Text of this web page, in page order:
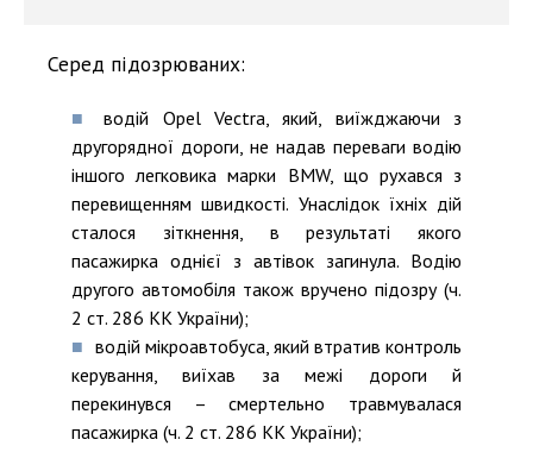
Серед підозрюваних:
водій Opel Vectra, який, виїжджаючи з
другорядної дороги, не надав переваги водію
іншого легковика марки BMW, що рухався з
перевищенням швидкості. Унаслідок їхніх дій
сталося зіткнення, в результаті якого
пасажирка однієї з автівок загинула. Водію
другого автомобіля також вручено підозру (ч.
2 ст. 286 КК України);
водій мікроавтобуса, який втратив контроль
керування, виїхав за межі дороги й
перекинувся – смертельно травмувалася
пасажирка (ч. 2 ст. 286 КК України);